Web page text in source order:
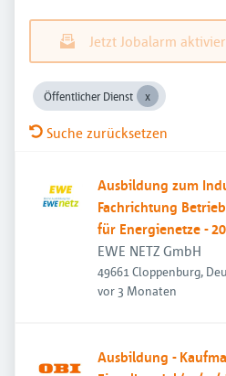
Jetzt Jobalarm
Öffentlicher Dienst
Suche zurücksetzen
Ausbildung zum
Fachrichtung
für Energienetze -
EWE NETZ GmbH
49661 Cloppenburg,
Veröffentlicht:
vor 3 Monaten
Ausbildung -